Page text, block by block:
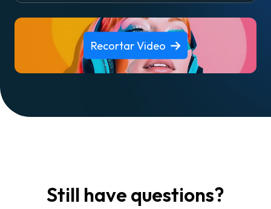
Recortar Video
Still have questions?